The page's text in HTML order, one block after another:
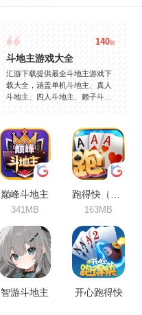
140款
斗地主游戏大全
汇游下载提供最全斗地主游戏下
载大全，涵盖单机斗地主、真人
斗地主、四人斗地主、赖子斗地
游戏，支持安卓苹果免费下载，
安全稳定，持续更新。
巅峰斗地主
341MB 163MB
智游斗地主 开心跑得快